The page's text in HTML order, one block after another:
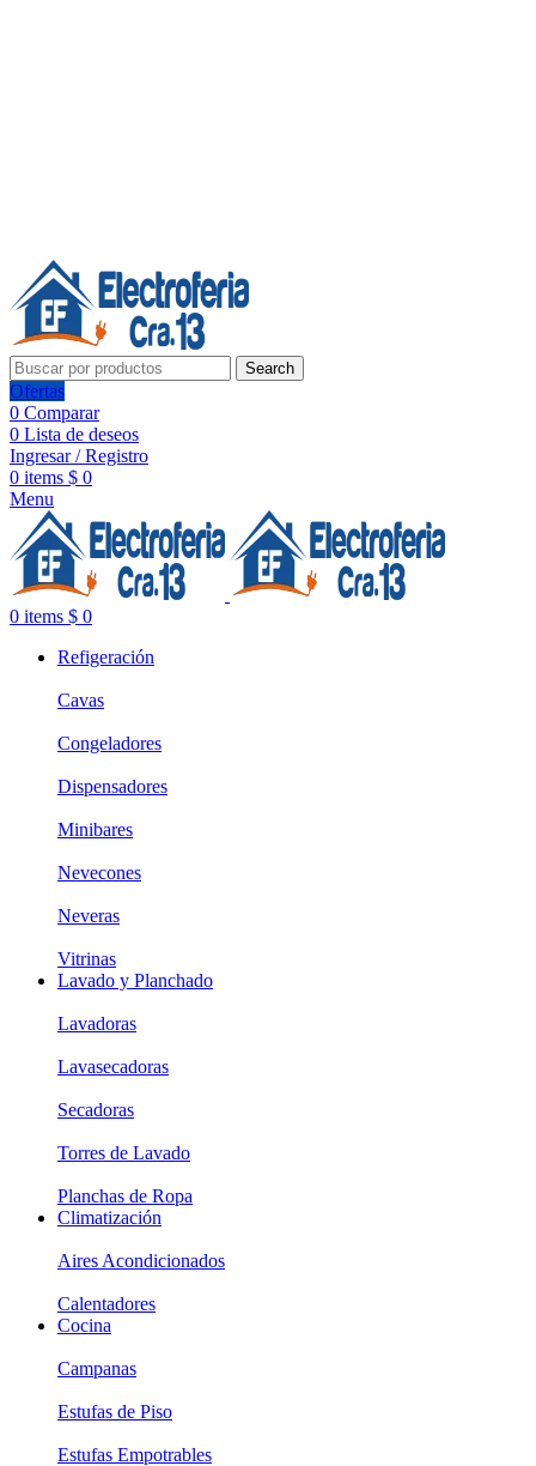
Search
Ofertas
0 Comparar
0 Lista de deseos
Ingresar / Registro
0 items $ 0
Menu
0 items $ 0
Refigeración
Cavas
Congeladores
Dispensadores
Minibares
Nevecones
Neveras
Vitrinas
Lavado y Planchado
Lavadoras
Lavasecadoras
Secadoras
Torres de Lavado
Planchas de Ropa
Climatización
Aires Acondicionados
Calentadores
Cocina
Campanas
Estufas de Piso
Estufas Empotrables